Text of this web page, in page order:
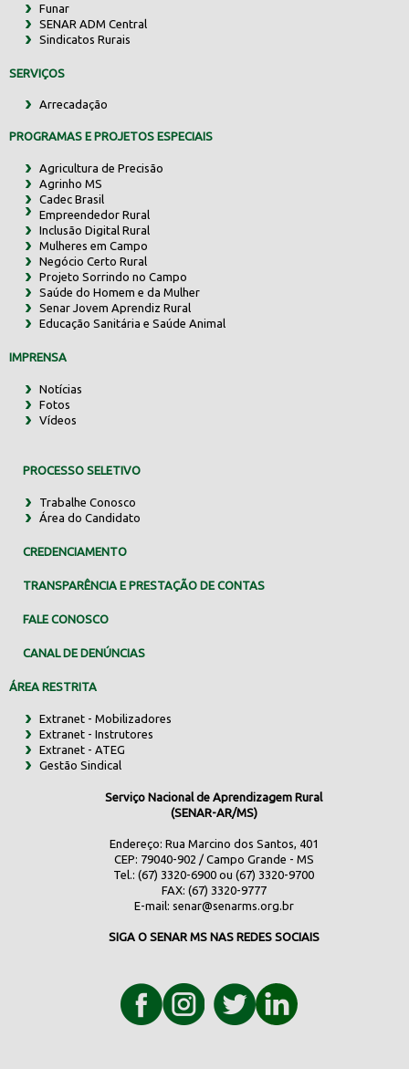
Funar
SENAR ADM Central
Sindicatos Rurais
SERVIÇOS
Arrecadação
PROGRAMAS E PROJETOS ESPECIAIS
Agricultura de Precisão
Agrinho MS
Cadec Brasil
Empreendedor Rural
Inclusão Digital Rural
Mulheres em Campo
Negócio Certo Rural
Projeto Sorrindo no Campo
Saúde do Homem e da Mulher
Senar Jovem Aprendiz Rural
Educação Sanitária e Saúde Animal
IMPRENSA
Notícias
Fotos
Vídeos
PROCESSO SELETIVO
Trabalhe Conosco
Área do Candidato
CREDENCIAMENTO
TRANSPARÊNCIA E PRESTAÇÃO DE CONTAS
FALE CONOSCO
CANAL DE DENÚNCIAS
ÁREA RESTRITA
Extranet - Mobilizadores
Extranet - Instrutores
Extranet - ATEG
Gestão Sindical
Serviço Nacional de Aprendizagem Rural
(SENAR-AR/MS)
Endereço: Rua Marcino dos Santos, 401
CEP: 79040-902 / Campo Grande - MS
Tel.: (67) 3320-6900 ou (67) 3320-9700
FAX: (67) 3320-9777
E-mail: senar@senarms.org.br
SIGA O SENAR MS NAS REDES SOCIAIS